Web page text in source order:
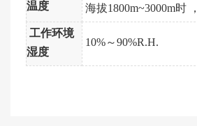
温度
海拔1800m~3000m时
工作环境
湿度
10%～90%R.H.